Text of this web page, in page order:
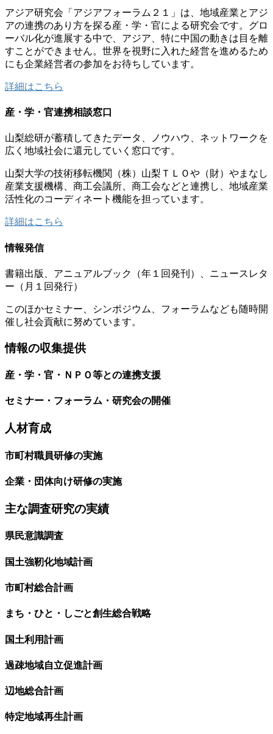
アジア研究会「アジアフォーラム２１」は、地域産業とアジ
アの連携のあり方を探る産・学・官による研究会です。グロ
ーバル化が進展する中で、アジア、特に中国の動きは目を離
すことができません。世界を視野に入れた経営を進めるため
にも企業経営者の参加をお待ちしています。
詳細はこちら
産・学・官連携相談窓口
山梨総研が蓄積してきたデータ、ノウハウ、ネットワークを
広く地域社会に還元していく窓口です。
山梨大学の技術移転機関（株）山梨ＴＬＯや（財）やまなし
産業支援機構、商工会議所、商工会などと連携し、地域産業
活性化のコーディネート機能を担っています。
詳細はこちら
情報発信
書籍出版、アニュアルブック（年１回発刊）、ニュースレタ
ー（月１回発行）
このほかセミナー、シンポジウム、フォーラムなども随時開
催し社会貢献に努めています。
情報の収集提供
産・学・官・ＮＰＯ等との連携支援
セミナー・フォーラム・研究会の開催
人材育成
市町村職員研修の実施
企業・団体向け研修の実施
主な調査研究の実績
県民意識調査
国土強靭化地域計画
市町村総合計画
まち・ひと・しごと創生総合戦略
国土利用計画
過疎地域自立促進計画
辺地総合計画
特定地域再生計画